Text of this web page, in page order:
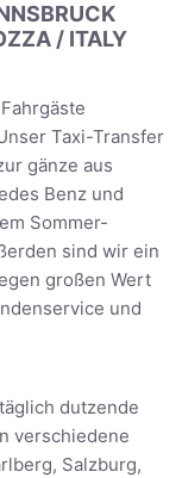
/ ITALY
Taxi-Transfer
gänze aus
Benz und
Sommer-
sind wir ein
großen Wert
und
dutzende
verschiedene
Salzburg,